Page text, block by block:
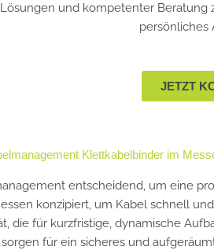
und kompetenter Beratung
persönliches
JETZT
Klettkabelbinder im
entscheidend, um eine
konzipiert, um Kabel schnell
die für kurzfristige, dynamische
für ein sicheres und